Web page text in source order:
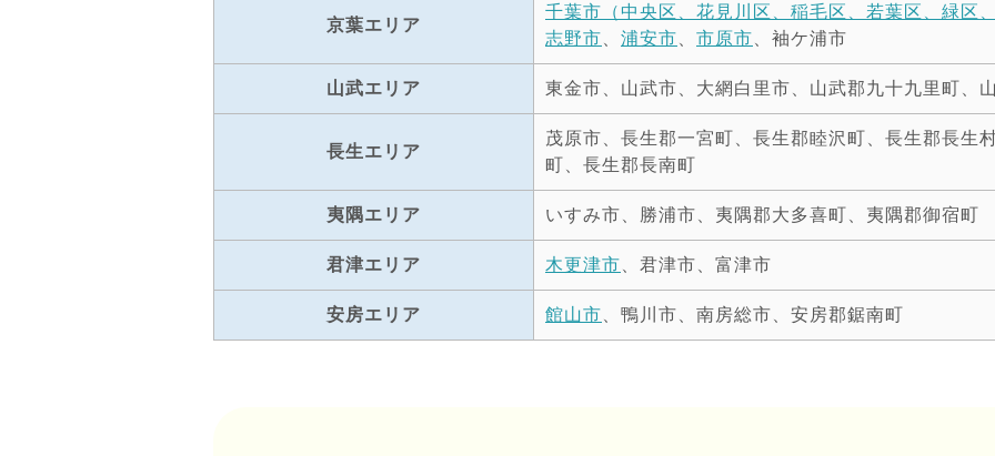
京葉エリア
千葉市（中央区、花見川区、稲毛区、若葉区、緑区、
志野市
浦安市 市原市 、袖ケ浦市
山武エリア 東金市、山武市、大網白里市、山武郡九十九里町、
長生エリア
茂原市、長生郡一宮町、長生郡睦沢町、長生郡長生
町、長生郡長南町
夷隅エリア いすみ市、勝浦市、夷隅郡大多喜町、夷隅郡御宿町
君津エリア 木更津市 、君津市、富津市
安房エリア 館山市 、鴨川市、南房総市、安房郡鋸南町